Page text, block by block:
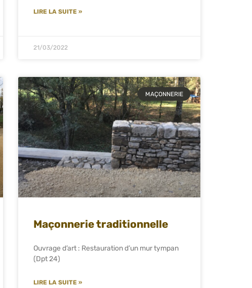
LIRE LA SUITE »
21/03/2022
MAÇONNERIE
Maçonnerie traditionnelle
Ouvrage d’art : Restauration d’un mur tympan
(Dpt 24)
LIRE LA SUITE »